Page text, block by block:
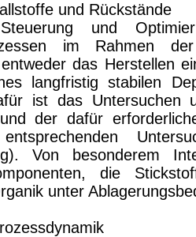
und Rückstände
Steuerung und
im Rahmen
das Herstellen
langfristig stabilen
ist das Untersuchen
der dafür
Von besonderem
die
unter